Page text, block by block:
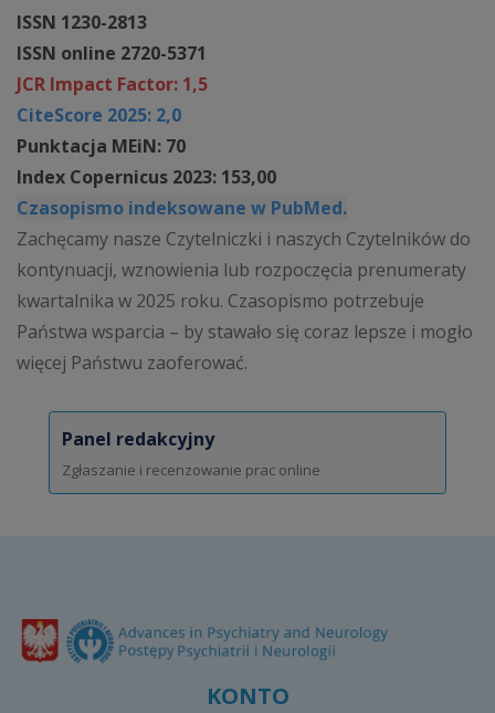
ISSN 1230-2813
ISSN online 2720-5371
JCR Impact Factor: 1,5
CiteScore 2025: 2,0
Punktacja MEiN: 70
Index Copernicus 2023: 153,00
Czasopismo indeksowane w PubMed.
Zachęcamy nasze Czytelniczki i naszych Czytelników do
kontynuacji, wznowienia lub rozpoczęcia prenumeraty
kwartalnika w 2025 roku. Czasopismo potrzebuje
Państwa wsparcia – by stawało się coraz lepsze i mogło
więcej Państwu zaoferować.
Panel redakcyjny
Zgłaszanie i recenzowanie prac online
KONTO